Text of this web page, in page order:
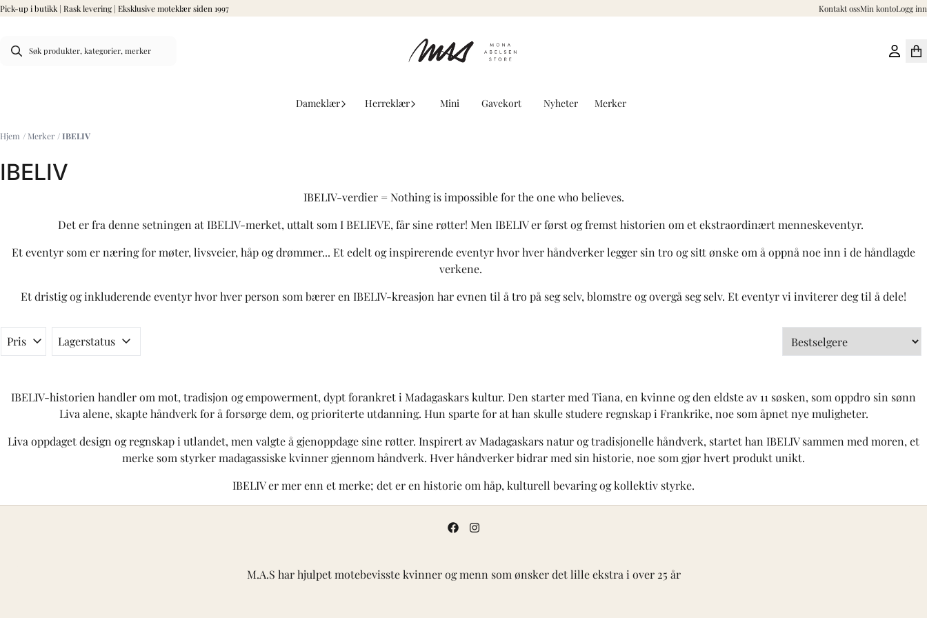
Hopp til innhold
Pick-up i butikk | Rask levering | Eksklusive moteklær siden 1997 Kontakt ossMin kontoLogg inn
Dameklær Herreklær Mini Gavekort Nyheter Merker
Hjem / Merker /IBELIV
IBELIV
IBELIV-verdier = Nothing is impossible for the one who believes.
Det er fra denne setningen at IBELIV-merket, uttalt som I BELIEVE, får sine røtter! Men IBELIV er først og fremst historien om et ekstraordinært menneskeventyr.
Et eventyr som er næring for møter, livsveier, håp og drømmer... Et edelt og inspirerende eventyr hvor hver håndverker legger sin tro og sitt ønske om å oppnå noe inn i de håndlagde
verkene.
Et dristig og inkluderende eventyr hvor hver person som bærer en IBELIV-kreasjon har evnen til å tro på seg selv, blomstre og overgå seg selv. Et eventyr vi inviterer deg til å dele!
Pris Lagerstatus
IBELIV-historien handler om mot, tradisjon og empowerment, dypt forankret i Madagaskars kultur. Den starter med Tiana, en kvinne og den eldste av 11 søsken, som oppdro sin sønn
Liva alene, skapte håndverk for å forsørge dem, og prioriterte utdanning. Hun sparte for at han skulle studere regnskap i Frankrike, noe som åpnet nye muligheter.
Liva oppdaget design og regnskap i utlandet, men valgte å gjenoppdage sine røtter. Inspirert av Madagaskars natur og tradisjonelle håndverk, startet han IBELIV sammen med moren, et
merke som styrker madagassiske kvinner gjennom håndverk. Hver håndverker bidrar med sin historie, noe som gjør hvert produkt unikt.
IBELIV er mer enn et merke; det er en historie om håp, kulturell bevaring og kollektiv styrke.
M.A.S har hjulpet motebevisste kvinner og menn som ønsker det lille ekstra i over 25 år